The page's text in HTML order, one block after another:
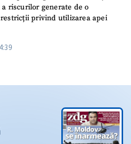
riscurilor generate de o
privind utilizarea apei